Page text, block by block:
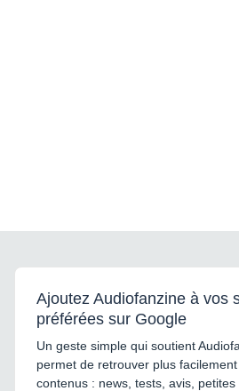
Ajoutez Audiofanzine à vos
préférées sur Google
Un geste simple qui soutient
permet de retrouver plus
contenus : news, tests, avis, petites